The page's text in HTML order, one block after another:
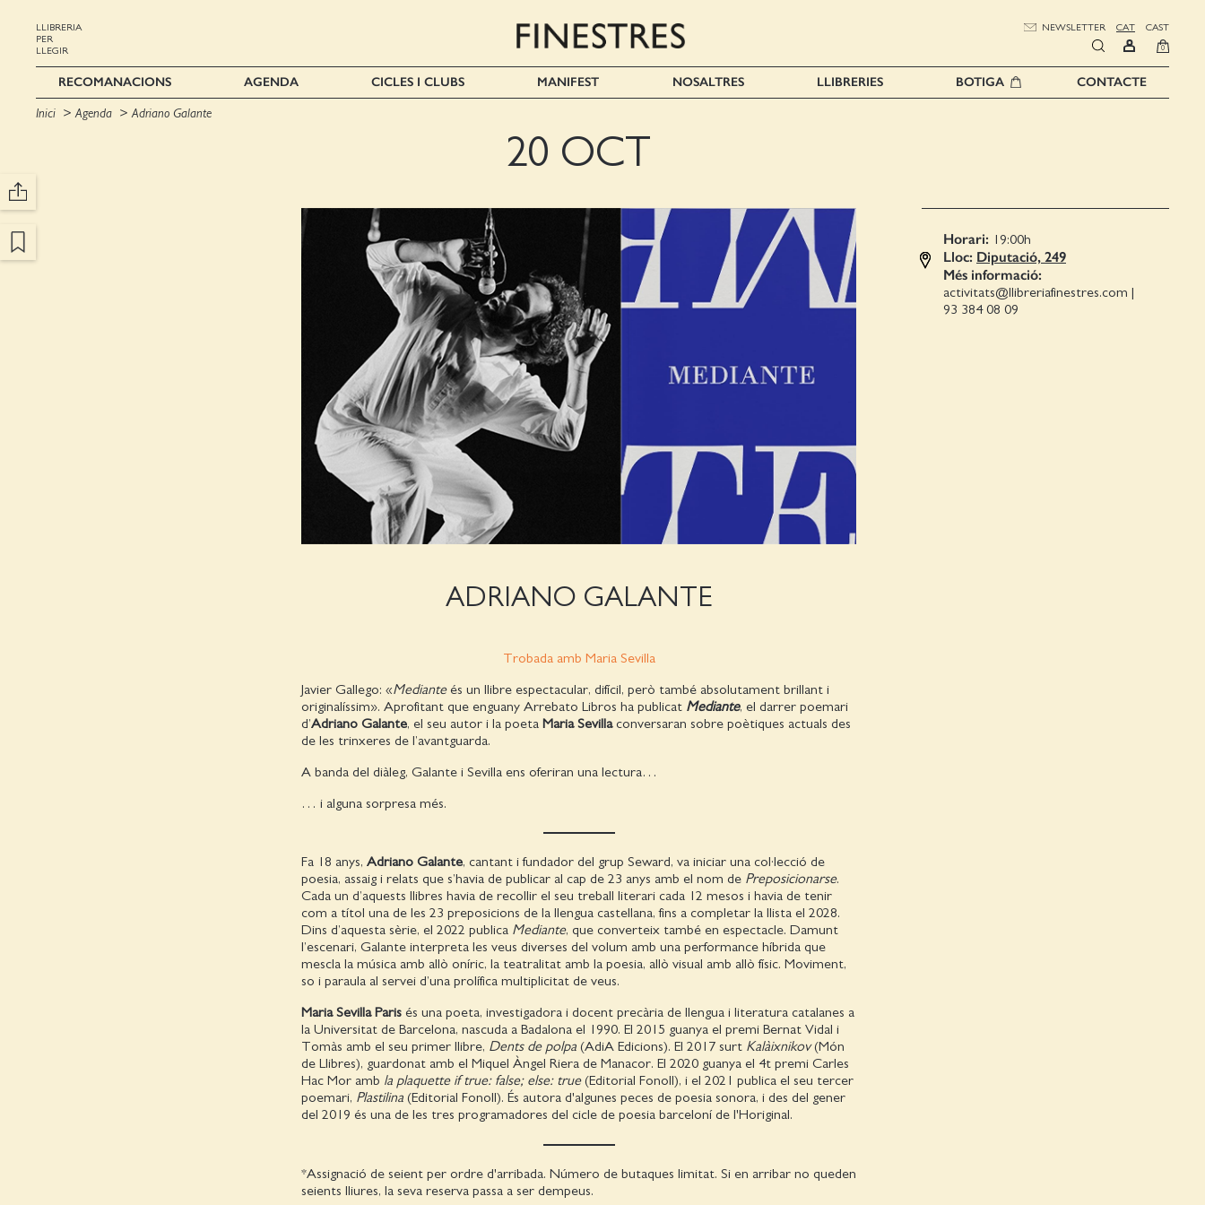
LLIBRERIA
PER
LLEGIR
NEWSLETTER CAT CAST
0
RECOMANACIONS AGENDA CICLES I CLUBS MANIFEST NOSALTRES LLIBRERIES BOTIGA CONTACTE
Inici Agenda Adriano Galante
20 OCT
ADRIANO GALANTE
Trobada amb Maria Sevilla
Javier Gallego: «Medianteés un llibre espectacular, difícil, però també absolutament brillant i
originalíssim». Aprofitant que enguany Arrebato Libros ha publicat Mediante, el darrer poemari
d’Adriano Galante, el seu autor i la poeta Maria Sevillaconversaran sobre poètiques actuals des
de les trinxeres de l’avantguarda.
A banda del diàleg, Galante i Sevilla ens oferiran una lectura…
… i alguna sorpresa més.
Fa 18 anys, Adriano Galante, cantant i fundador del grup Seward, va iniciar una col·lecció de
poesia, assaig i relats que s’havia de publicar al cap de 23 anys amb el nom de Preposicionarse.
Cada un d’aquests llibres havia de recollir el seu treball literari cada 12 mesos i havia de tenir
com a títol una de les 23 preposicions de la llengua castellana, fins a completar la llista el 2028.
Dins d’aquesta sèrie, el 2022 publica Mediante, que converteix també en espectacle. Damunt
l’escenari, Galante interpreta les veus diverses del volum amb una performance híbrida que
mescla la música amb allò oníric, la teatralitat amb la poesia, allò visual amb allò físic. Moviment,
so i paraula al servei d’una prolífica multiplicitat de veus.
Maria Sevilla Parisés una poeta, investigadora i docent precària de llengua i literatura catalanes a
la Universitat de Barcelona, nascuda a Badalona el 1990. El 2015 guanya el premi Bernat Vidal i
Tomàs amb el seu primer llibre, Dents de polpa(AdiA Edicions). El 2017 surt Kalàixnikov(Món
de Llibres), guardonat amb el Miquel Àngel Riera de Manacor. El 2020 guanya el 4t premi Carles
Hac Mor amb la plaquette if true: false; else: true(Editorial Fonoll), i el 2021 publica el seu tercer
poemari, Plastilina (Editorial Fonoll). És autora d'algunes peces de poesia sonora, i des del gener
del 2019 és una de les tres programadores del cicle de poesia barceloní de l'Horiginal.
*Assignació de seient per ordre d'arribada. Número de butaques limitat. Si en arribar no queden
seients lliures, la seva reserva passa a ser dempeus.
Horari: 19:00h
Lloc: Diputació, 249
Més informació:
activitats@llibreriafinestres.com |
93 384 08 09